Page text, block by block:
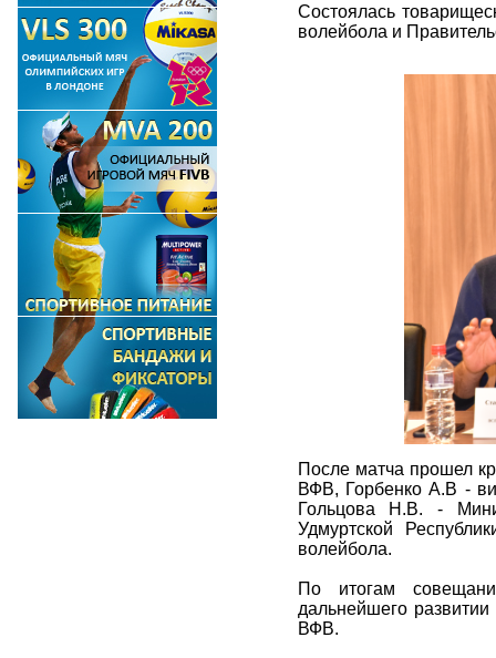
Состоялась
волейбола и
После матча прошел
ВФВ, Горбенко А.В -
Гольцова Н.В. -
Удмуртской
волейбола.
По итогам
дальнейшего
ВФВ.